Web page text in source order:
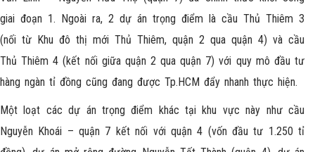
giai đoạn 1. Ngoài ra, 2 dự án trọng điểm là cầu Thủ Thiêm 3
(nối từ Khu đô thị mới Thủ Thiêm, quận 2 qua quận 4) và cầu
Thủ Thiêm 4 (kết nối giữa quận 2 qua quận 7) với quy mô đầu tư
hàng ngàn tỉ đồng cũng đang được Tp.HCM đẩy nhanh thực hiện.
Một loạt các dự án trọng điểm khác tại khu vực này như cầu
Nguyễn Khoái – quận 7 kết nối với quận 4 (vốn đầu tư 1.250 tỉ